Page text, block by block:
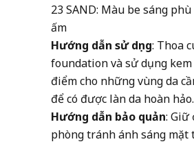
23 SAND: Màu be sáng
ấm
Hướng dẫn sử dụng: Thoa
foundation và sử dụng
điểm cho những vùng da
để có được làn da hoàn hảo.
Hướng dẫn bảo quản: Giữ
phòng tránh ánh sáng